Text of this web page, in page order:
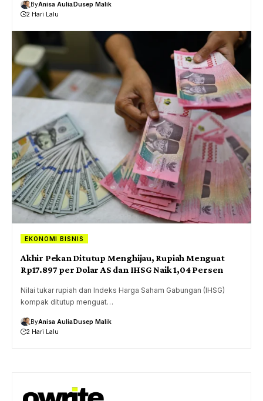
ByAnisa AuliaDusep Malik
2 Hari Lalu
EKONOMI BISNIS
Akhir Pekan Ditutup Menghijau, Rupiah Menguat
Rp17.897 per Dolar AS dan IHSG Naik 1,04 Persen
Nilai tukar rupiah dan Indeks Harga Saham Gabungan (IHSG)
kompak ditutup menguat…
ByAnisa AuliaDusep Malik
2 Hari Lalu